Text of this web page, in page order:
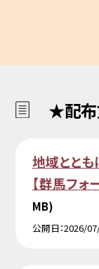
★配
地域ととも
【群馬フ
MB)
公開日 2026/